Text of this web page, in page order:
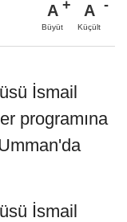
A
Büyüt
A
Küçült
İsmail
programına
İsmail